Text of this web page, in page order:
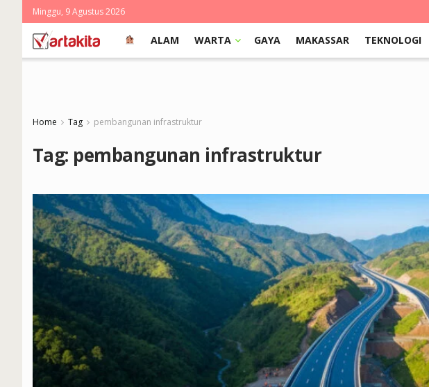
Minggu, 9 Agustus 2026
ALAM WARTA GAYA MAKASSAR TEKNOLOGI
Home Tag pembangunan infrastruktur
Tag: pembangunan infrastruktur